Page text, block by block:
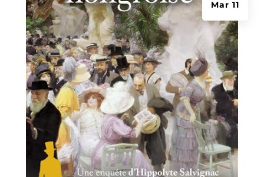
Mar 11